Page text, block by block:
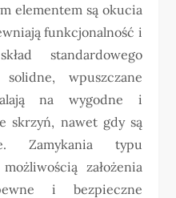
elementem są okucia
funkcjonalność i
standardowego
wpuszczane
na wygodne i
skrzyń, nawet gdy są
Zamykania typu
założenia
i bezpieczne